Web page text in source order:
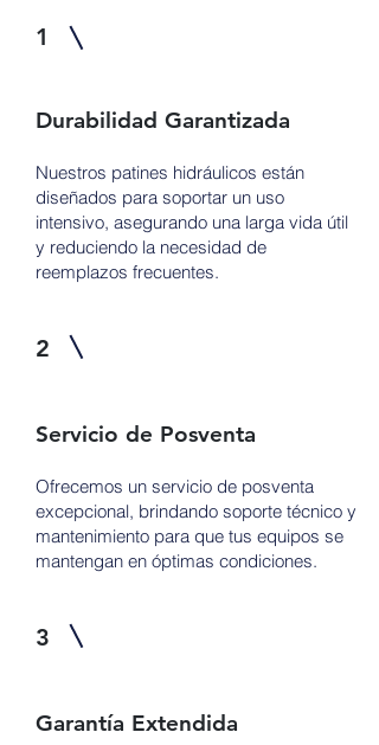
1
Durabilidad Garantizada
Nuestros patines hidráulicos están
diseñados para soportar un uso
intensivo, asegurando una larga vida útil
y reduciendo la necesidad de
reemplazos frecuentes.
2
Servicio de Posventa
Ofrecemos un servicio de posventa
excepcional, brindando soporte técnico y
mantenimiento para que tus equipos se
mantengan en óptimas condiciones.
3
Garantía Extendida